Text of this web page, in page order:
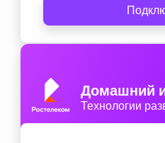
Домашний
Технологии